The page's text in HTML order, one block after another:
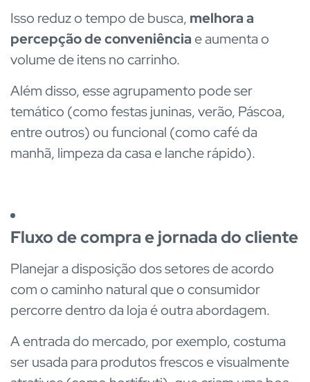
Isso reduz o tempo de busca, melhora a
percepção de conveniênciae aumenta o
volume de itens no carrinho.
Além disso, esse agrupamento pode ser
temático (como festas juninas, verão, Páscoa,
entre outros) ou funcional (como café da
manhã, limpeza da casa e lanche rápido).
Fluxo de compra e jornada do cliente
Planejar a disposição dos setores de acordo
com o caminho natural que o consumidor
percorre dentro da loja é outra abordagem.
A entrada do mercado, por exemplo, costuma
ser usada para produtos frescos e visualmente